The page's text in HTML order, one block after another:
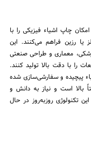
چاپ اشیاء فیزیکی را با
یا رزین فراهم می‌کنند. این
معماری و طراحی صنعتی
را با دقت بالا تولید کنند.
پیچیده و سفارشی‌سازی شده
بالا است و نیاز به دانش و
تکنولوژی روزبه‌روز در حال